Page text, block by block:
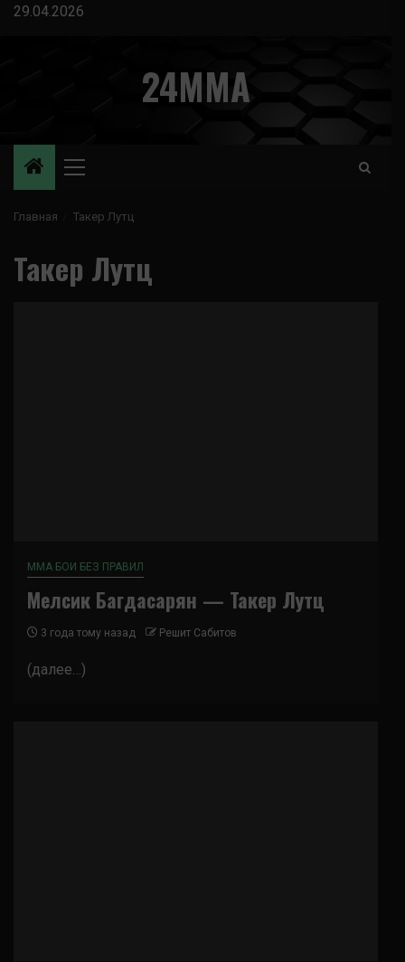
Перейти
29.04.2026
24MMA
Основное
Главная Такер Лутц
Такер Лутц
ММА БОИ БЕЗ ПРАВИЛ
Мелсик Багдасарян — Такер Лутц
3 года тому назад Решит Сабитов
(далее…)